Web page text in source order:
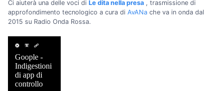
Ci aiuterà una delle voci di Le dita nella presa , trasmissione di
approfondimento tecnologico a cura di AvANa che va in onda dal
2015 su Radio Onda Rossa.